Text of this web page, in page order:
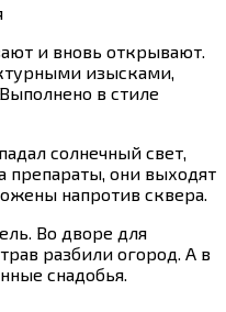
и вновь открывают.
изысками,
в стиле
солнечный свет,
препараты, они выходят
напротив сквера.
Во дворе для
разбили огород. А в
снадобья.